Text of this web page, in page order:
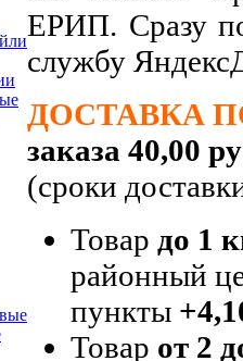
ЕРИП. Сразу
службу
ДОСТАВКА
заказа 40,00
(сроки
Товар до 1
районный
пункты
Товар от 2